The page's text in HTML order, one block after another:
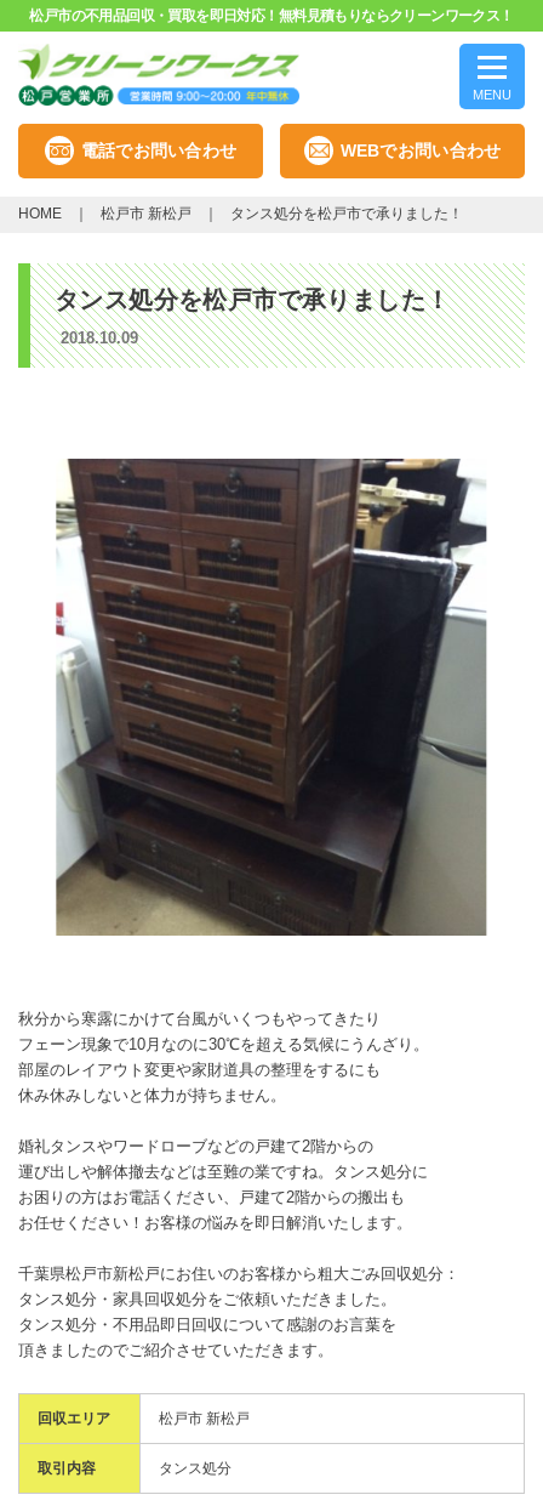
松戸市の不用品回収・買取を即日対応！無料見積もりならクリーンワークス！
MENU
電話でお問い合わせ WEBでお問い合わせ
HOME 松戸市 新松戸 タンス処分を松戸市で承りました！
タンス処分を松戸市で承りました！
2018.10.09
秋分から寒露にかけて台風がいくつもやってきたり
フェーン現象で10月なのに30℃を超える気候にうんざり。
部屋のレイアウト変更や家財道具の整理をするにも
休み休みしないと体力が持ちません。
婚礼タンスやワードローブなどの戸建て2階からの
運び出しや解体撤去などは至難の業ですね。タンス処分に
お困りの方はお電話ください、戸建て2階からの搬出も
お任せください！お客様の悩みを即日解消いたします。
千葉県松戸市新松戸にお住いのお客様から粗大ごみ回収処分：
タンス処分・家具回収処分をご依頼いただきました。
タンス処分・不用品即日回収について感謝のお言葉を
頂きましたのでご紹介させていただきます。
回収エリア 松戸市 新松戸
取引内容 タンス処分